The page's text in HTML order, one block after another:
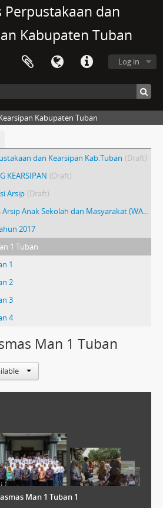
Perpustakaan dan
Kabupaten Tuban
Log in
Kabupaten Tuban
dan Kearsipan Kab.Tuban (Draft)
KEARSIPAN (Draft)
Arsip (Draft)
Anak Sekolah dan Masyarakat (WARASMAS)
2017
1 Tuban
1
2
3
4
Man 1 Tuban
Man 1 Tuban 1